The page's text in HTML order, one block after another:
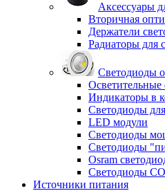
Аксессуары
Вторичная
Держатели
Радиаторы для
Светодиоды
Осветительные
Индикаторы в
Светодиоды
LED модули
Светодиоды
Светодиоды
Osram
Светодиоды
Источники питания